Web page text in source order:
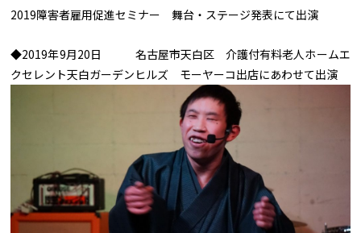
2019障害者雇用促進セミナー 舞台・ステージ発表にて出演
◆2019年9月20日 名古屋市天白区 介護付有料老人ホームエ
クセレント天白ガーデンヒルズ モーヤーコ出店にあわせて出演
＜
の